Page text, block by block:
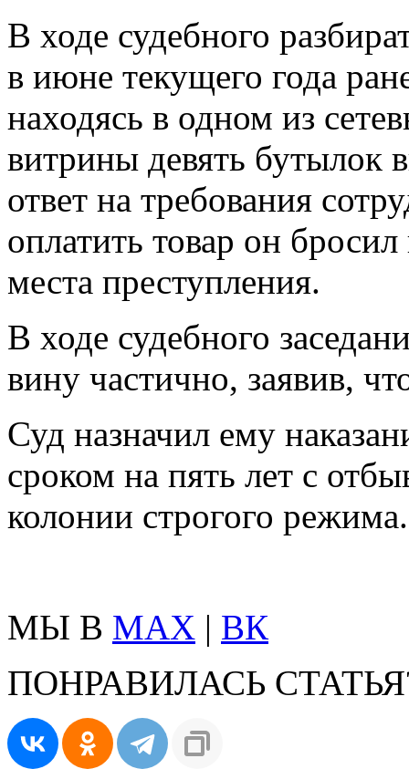
В ходе судебного
в июне текущего года
находясь в одном из
витрины девять бутылок
ответ на требования
оплатить товар он
места преступления.
В ходе судебного
вину частично, заявив,
Суд назначил ему
сроком на пять лет с
колонии строгого режима.
МЫ В MAX | ВК
ПОНРАВИЛАСЬ